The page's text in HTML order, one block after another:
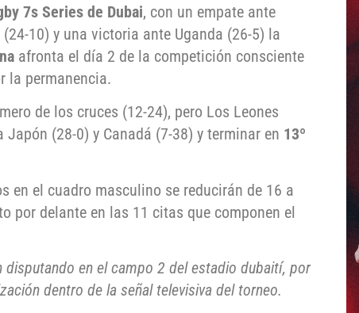
7s Series de Dubai, con un empate ante
10) y una victoria ante Uganda (26-5) la
afronta el día 2 de la competición consciente
la permanencia.
de los cruces (12-24), pero Los Leones
(28-0) y Canadá (7-38) y terminar en 13º
en el cuadro masculino se reducirán de 16 a
por delante en las 11 citas que componen el
en el campo 2 del estadio dubaití, por
dentro de la señal televisiva del torneo.